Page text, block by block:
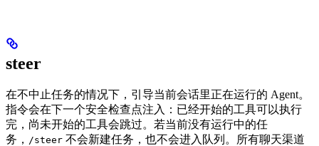
steer
在不中止任务的情况下，引导当前会话里正在运行的 Agent。
指令会在下一个安全检查点注入：已经开始的工具可以执行
完，尚未开始的工具会跳过。若当前没有运行中的任
务， /steer 不会新建任务，也不会进入队列。所有聊天渠道